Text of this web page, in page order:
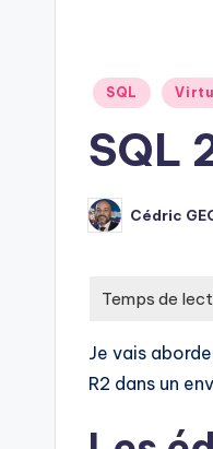
Posted
SQL
SQL
Posted
by
Cédric
Je vais
R2 dans un